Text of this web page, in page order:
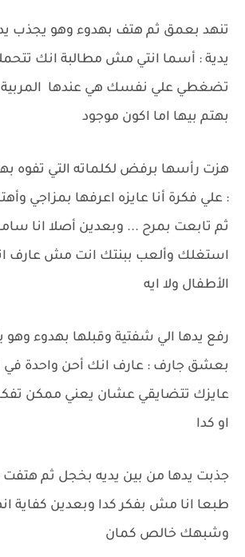
تنهد بعمق ثم هتف بهدوء وهو يجذب
يدية : أسما انتي مش مطالبة انك
تضغطي علي نفسك هي عندها المربية
بهتم بيها اما اكون موجود
هزت رأسها برفض لكلماته التي تفوه
: علي فكرة أنا عايزه اعرفها بمزاجي
ثم تابعت بمرح ... وبعدين أصلا انا
استغلك وألعب ببنتك انت مش عارف
الأطفال ولا ايه
رفع يدها الي شفتية وقبلها بهدوء وهو
بعشق جارف : عارف انك أحن واحدة
عايزك تتضايقي عشان يعني ممكن
او كدا
جذبت يدها من بين يديه بخجل ثم هتفت
طبعا انا مش بفكر كدا وبعدين كفاية
وشبهك خالص كمان